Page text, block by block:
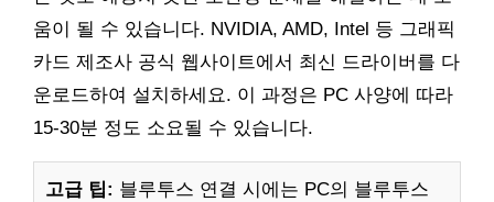
움이 될 수 있습니다. NVIDIA, AMD, Intel 등 그래픽
카드 제조사 공식 웹사이트에서 최신 드라이버를 다
운로드하여 설치하세요. 이 과정은 PC 사양에 따라
15-30분 정도 소요될 수 있습니다.
고급 팁: 블루투스 연결 시에는 PC의 블루투스